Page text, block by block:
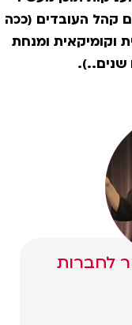
קהל העובדים (ככה
וקומיקאית ומנחת
שנים..).
לחברות